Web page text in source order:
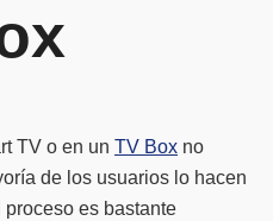
TV o en un TV Box no
de los usuarios lo hacen
es bastante